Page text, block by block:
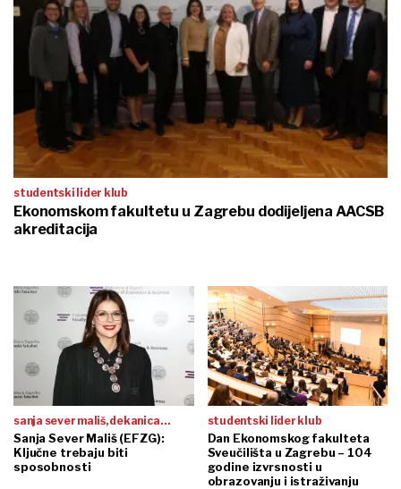
studentski lider klub
Ekonomskom fakultetu u Zagrebu dodijeljena AACSB
akreditacija
sanja sever mališ, dekanica
ekonomskog fakulteta
sveučilišta u zagrebu:
Sanja Sever Mališ (EFZG):
Ključne trebaju biti
sposobnosti
studentski lider klub
Dan Ekonomskog fakulteta
Sveučilišta u Zagrebu – 104
godine izvrsnosti u
obrazovanju i istraživanju